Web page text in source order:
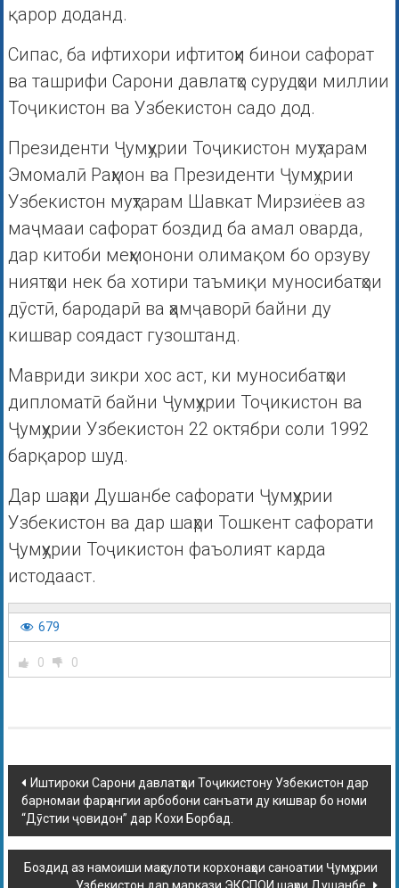
қарор доданд.
Сипас, ба ифтихори ифтитоҳи бинои сафорат
ва ташрифи Сарони давлатҳо сурудҳои миллии
Тоҷикистон ва Узбекистон садо дод.
Президенти Ҷумҳурии Тоҷикистон муҳтарам
Эмомалӣ Раҳмон ва Президенти Ҷумҳурии
Узбекистон муҳтарам Шавкат Мирзиёев аз
маҷмааи сафорат боздид ба амал оварда,
дар китоби меҳмонони олимақом бо орзуву
ниятҳои нек ба хотири таъмиқи муносибатҳои
дӯстӣ, бародарӣ ва ҳамҷаворӣ байни ду
кишвар соядаст гузоштанд.
Мавриди зикри хос аст, ки муносибатҳои
дипломатӣ байни Ҷумҳурии Тоҷикистон ва
Ҷумҳурии Узбекистон 22 октябри соли 1992
барқарор шуд.
Дар шаҳри Душанбе сафорати Ҷумҳурии
Узбекистон ва дар шаҳри Тошкент сафорати
Ҷумҳурии Тоҷикистон фаъолият карда
истодааст.
679
0 0
Иштироки Сарони давлатҳои Тоҷикистону Узбекистон дар
барномаи фарҳангии арбобони санъати ду кишвар бо номи
“Дӯстии ҷовидон” дар Кохи Борбад.
Боздид аз намоиши маҳсулоти корхонаҳои саноатии Ҷумҳурии